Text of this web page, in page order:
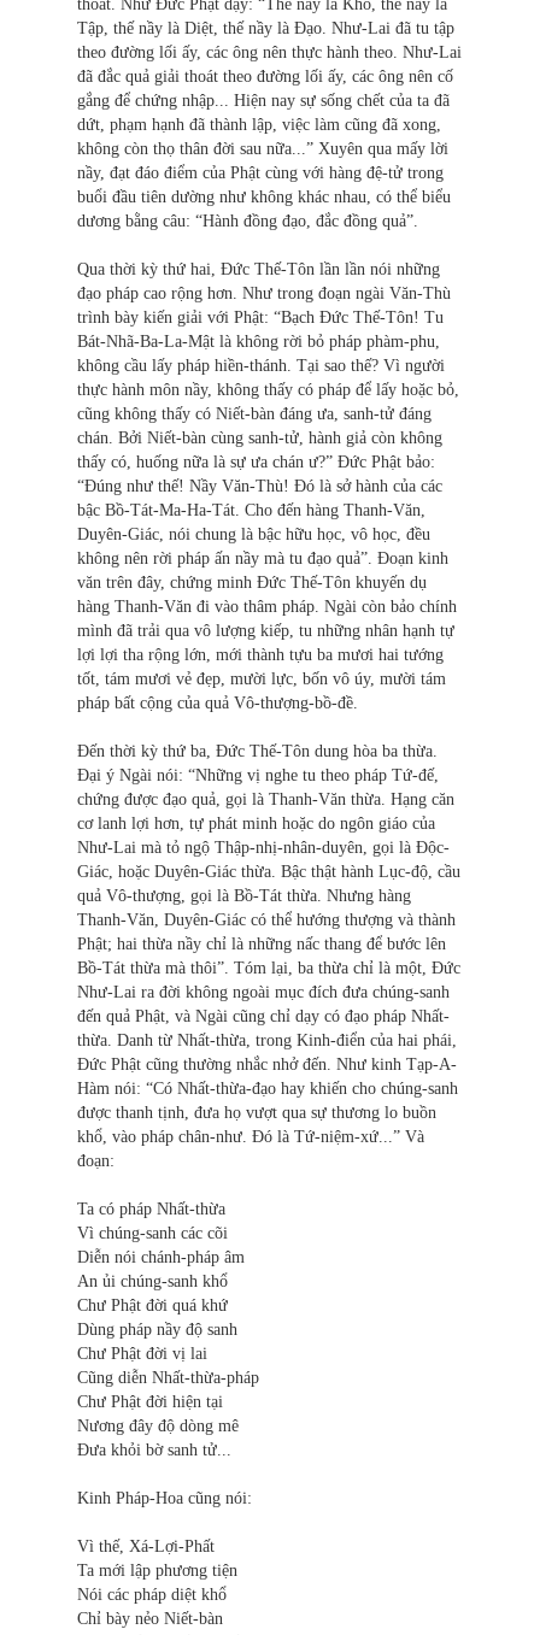
thoát. Như Đức Phật dạy: “Thế nầy là Khổ, thế nầy là
Tập, thế nầy là Diệt, thế nầy là Đạo. Như-Lai đã tu tập
theo đường lối ấy, các ông nên thực hành theo. Như-Lai
đã đắc quả giải thoát theo đường lối ấy, các ông nên cố
gắng để chứng nhập... Hiện nay sự sống chết của ta đã
dứt, phạm hạnh đã thành lập, việc làm cũng đã xong,
không còn thọ thân đời sau nữa...” Xuyên qua mấy lời
nầy, đạt đáo điểm của Phật cùng với hàng đệ-tử trong
buổi đầu tiên dường như không khác nhau, có thể biểu
dương bằng câu: “Hành đồng đạo, đắc đồng quả”.
Qua thời kỳ thứ hai, Ðức Thế-Tôn lần lần nói những
đạo pháp cao rộng hơn. Như trong đoạn ngài Văn-Thù
trình bày kiến giải với Phật: “Bạch Ðức Thế-Tôn! Tu
Bát-Nhã-Ba-La-Mật là không rời bỏ pháp phàm-phu,
không cầu lấy pháp hiền-thánh. Tại sao thế? Vì người
thực hành môn nầy, không thấy có pháp để lấy hoặc bỏ,
cũng không thấy có Niết-bàn đáng ưa, sanh-tử đáng
chán. Bởi Niết-bàn cùng sanh-tử, hành giả còn không
thấy có, huống nữa là sự ưa chán ư?” Đức Phật bảo:
“Đúng như thế! Nầy Văn-Thù! Đó là sở hành của các
bậc Bồ-Tát-Ma-Ha-Tát. Cho đến hàng Thanh-Văn,
Duyên-Giác, nói chung là bậc hữu học, vô học, đều
không nên rời pháp ấn nầy mà tu đạo quả”. Đoạn kinh
văn trên đây, chứng minh Ðức Thế-Tôn khuyến dụ
hàng Thanh-Văn đi vào thâm pháp. Ngài còn bảo chính
mình đã trải qua vô lượng kiếp, tu những nhân hạnh tự
lợi lợi tha rộng lớn, mới thành tựu ba mươi hai tướng
tốt, tám mươi vẻ đẹp, mười lực, bốn vô úy, mười tám
pháp bất cộng của quả Vô-thượng-bồ-đề.
Đến thời kỳ thứ ba, Ðức Thế-Tôn dung hòa ba thừa.
Đại ý Ngài nói: “Những vị nghe tu theo pháp Tứ-đế,
chứng được đạo quả, gọi là Thanh-Văn thừa. Hạng căn
cơ lanh lợi hơn, tự phát minh hoặc do ngôn giáo của
Như-Lai mà tỏ ngộ Thập-nhị-nhân-duyên, gọi là Ðộc-
Giác, hoặc Duyên-Giác thừa. Bậc thật hành Lục-độ, cầu
quả Vô-thượng, gọi là Bồ-Tát thừa. Nhưng hàng
Thanh-Văn, Duyên-Giác có thể hướng thượng và thành
Phật; hai thừa nầy chỉ là những nấc thang để bước lên
Bồ-Tát thừa mà thôi”. Tóm lại, ba thừa chỉ là một, Ðức
Như-Lai ra đời không ngoài mục đích đưa chúng-sanh
đến quả Phật, và Ngài cũng chỉ dạy có đạo pháp Nhất-
thừa. Danh từ Nhất-thừa, trong Kinh-điển của hai phái,
Đức Phật cũng thường nhắc nhở đến. Như kinh Tạp-A-
Hàm nói: “Có Nhất-thừa-đạo hay khiến cho chúng-sanh
được thanh tịnh, đưa họ vượt qua sự thương lo buồn
khổ, vào pháp chân-như. Đó là Tứ-niệm-xứ...” Và
đoạn:
Ta có pháp Nhất-thừa
Vì chúng-sanh các cõi
Diễn nói chánh-pháp âm
An ủi chúng-sanh khổ
Chư Phật đời quá khứ
Dùng pháp nầy độ sanh
Chư Phật đời vị lai
Cũng diễn Nhất-thừa-pháp
Chư Phật đời hiện tại
Nương đây độ dòng mê
Đưa khỏi bờ sanh tử...
Kinh Pháp-Hoa cũng nói:
Vì thế, Xá-Lợi-Phất
Ta mới lập phương tiện
Nói các pháp diệt khổ
Chỉ bày nẻo Niết-bàn